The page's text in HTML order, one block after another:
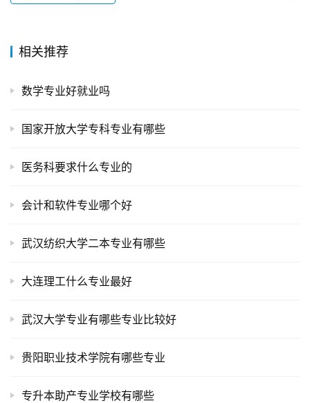
相关推荐
数学专业好就业吗
国家开放大学专科专业有哪些
医务科要求什么专业的
会计和软件专业哪个好
武汉纺织大学二本专业有哪些
大连理工什么专业最好
武汉大学专业有哪些专业比较好
贵阳职业技术学院有哪些专业
专升本助产专业学校有哪些